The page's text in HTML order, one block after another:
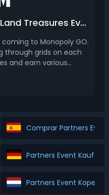
Monopoly Go Candy Land Treasures Event Date, Rewards, Strategy & How to Get Pickaxes
to Monopoly GO.
through grids on each
and earn various
time, rewards, pickaxe
Comprar Partners
Partners Event Kaufen
Partners Event Kopen